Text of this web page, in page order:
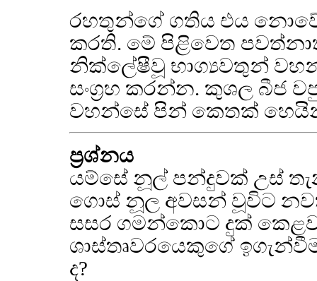
රහතුන්ගේ ගතිය එය නොවේ.
කරති. මේ පිළිවෙත
නික්ලේෂීවූ භාග්‍යවතුන්
සංග්‍රහ කරන්න. කුශල බීජ
වහන්සේ පින් කෙතක්
ප්‍රශ්නය
යම්සේ නූල් පන්දුවක් උස්
ගොස් නූල අවසන් වූවිට
සසර ගමන්කොට දුක්
ශාස්තෘවරයෙකුගේ
ද?